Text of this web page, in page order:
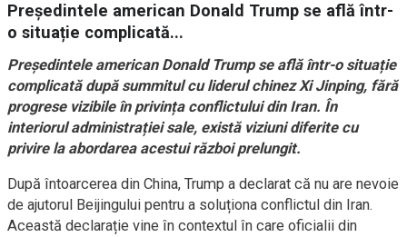
Președintele american Donald Trump se află într-
o situație complicată...
Președintele american Donald Trump se află într-o situație
complicată după summitul cu liderul chinez Xi Jinping, fără
progrese vizibile în privința conflictului din Iran. În
interiorul administrației sale, există viziuni diferite cu
privire la abordarea acestui război prelungit.
După întoarcerea din China, Trump a declarat că nu are nevoie
de ajutorul Beijingului pentru a soluționa conflictul din Iran.
Această declarație vine în contextul în care oficialii din